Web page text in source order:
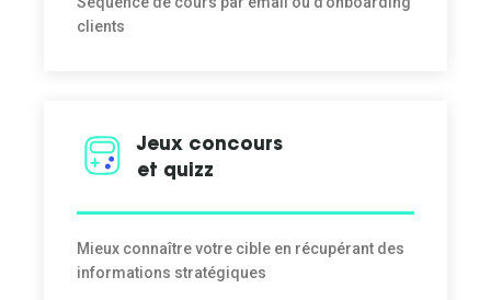
clients
Jeux concours
et quizz
Mieux connaître votre cible en récupérant des
informations stratégiques